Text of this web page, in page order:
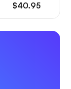
$40.95